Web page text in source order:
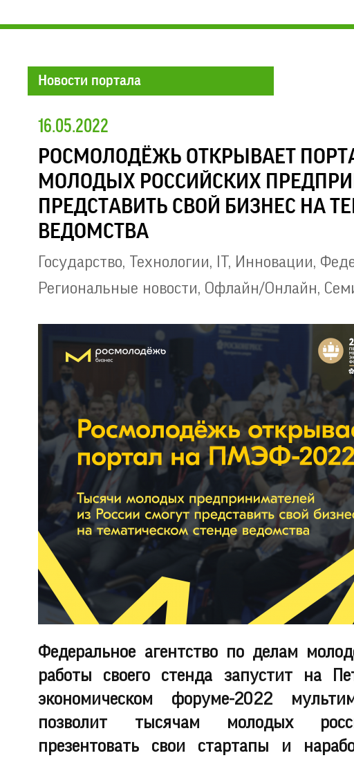
Новости портала
16.05.2022
РОСМОЛОДЁЖЬ ОТКРЫВАЕТ
МОЛОДЫХ РОССИЙСКИХ
ПРЕДСТАВИТЬ СВОЙ БИЗНЕС НА
ВЕДОМСТВА
Государство, Технологии, IT, Инновации,
Региональные новости, Офлайн/Онлайн,
Федеральное агентство по делам
работы своего стенда запустит на
экономическом форуме-2022
позволит тысячам молодых
презентовать свои стартапы и